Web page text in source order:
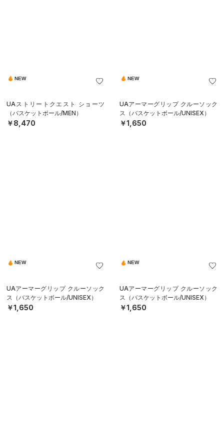
NEW
UAストリートクエスト ショーツ
（バスケットボール/MEN）
￥8,470
NEW
UAアーマーグリップ クルーソック
ス（バスケットボール/UNISEX）
￥1,650
NEW
UAアーマーグリップ クルーソック
ス（バスケットボール/UNISEX）
￥1,650
NEW
UAアーマーグリップ クルーソック
ス（バスケットボール/UNISEX）
￥1,650